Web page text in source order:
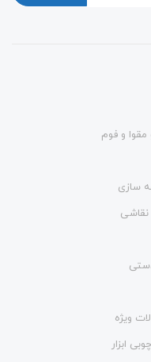
مقوا و فوم
سازی
نقاشی
ویژه
ابزار